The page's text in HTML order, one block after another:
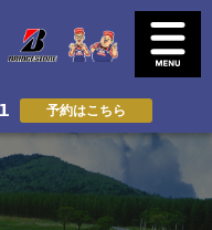
予約はこちら
お知らせ一覧
SHOP INFO & ACSESS
店舗情報&アクセス